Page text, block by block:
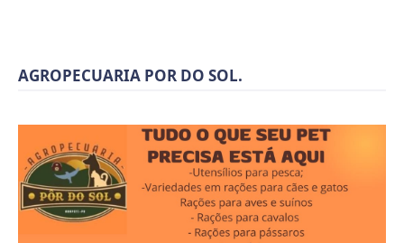
AGROPECUARIA POR DO SOL.